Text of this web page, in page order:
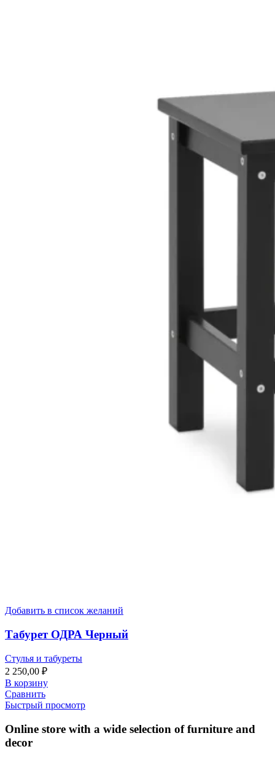
Добавить в список желаний
Табурет ОДРА Черный
Стулья и табуреты
2 250,00 ₽
В корзину
Сравнить
Быстрый просмотр
Online store with a wide selection of furniture and
decor